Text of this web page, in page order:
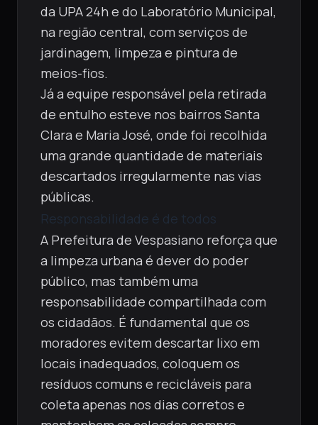
da UPA 24h e do Laboratório Municipal,
na região central, com serviços de
jardinagem, limpeza e pintura de
meios-fios.
Já a equipe responsável pela retirada
de entulho esteve nos bairros Santa
Clara e Maria José, onde foi recolhida
uma grande quantidade de materiais
descartados irregularmente nas vias
públicas.
Responsabilidade é de todos
A Prefeitura de Vespasiano reforça que
a limpeza urbana é dever do poder
público, mas também uma
responsabilidade compartilhada com
os cidadãos. É fundamental que os
moradores evitem descartar lixo em
locais inadequados, coloquem os
resíduos comuns e recicláveis para
coleta apenas nos dias corretos e